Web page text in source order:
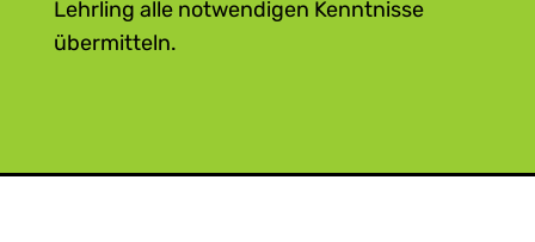
Lehrling alle notwendigen Kenntnisse
übermitteln.